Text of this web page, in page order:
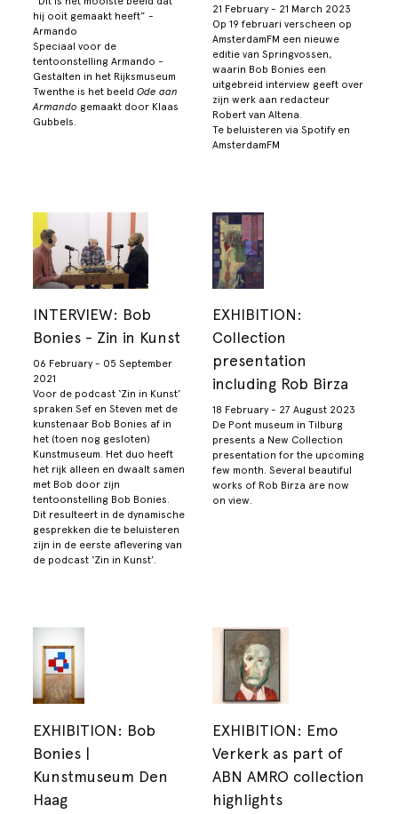
hij ooit gemaakt heeft” -
Armando
Speciaal voor de
tentoonstelling Armando -
Gestalten in het Rijksmuseum
Twenthe is het beeldOde aan
Armando gemaakt door Klaas
Gubbels.
21 February - 21 March 2023
Op 19 februari verscheen op
AmsterdamFM een nieuwe
editie van Springvossen,
waarin Bob Bonies een
uitgebreid interview geeft over
zijn werk aan redacteur
Robert van Altena.
Te beluisteren via Spotify en
AmsterdamFM
INTERVIEW: Bob
Bonies - Zin in Kunst
06 February - 05 September
2021
Voor de podcast ‘Zin in Kunst’
spraken Sef en Steven met de
kunstenaar Bob Bonies af in
het (toen nog gesloten)
Kunstmuseum. Het duo heeft
het rijk alleen en dwaalt samen
met Bob door zijn
tentoonstelling Bob Bonies.
Dit resulteert in de dynamische
gesprekken die te beluisteren
zijn in de eerste aflevering van
de podcast ‘Zin in Kunst’.
EXHIBITION:
Collection
presentation
including Rob Birza
18 February - 27 August 2023
De Pont museum in Tilburg
presents a New Collection
presentation for the upcoming
few month. Several beautiful
works of Rob Birza are now
on view.
EXHIBITION: Bob
Bonies |
Kunstmuseum Den
Haag
EXHIBITION: Emo
Verkerk as part of
ABN AMRO collection
highlights